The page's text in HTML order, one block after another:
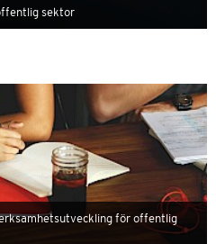
sektor
för offentlig